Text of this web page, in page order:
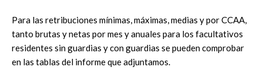
Para las retribuciones mínimas, máximas, medias y por CCAA,
tanto brutas y netas por mes y anuales para los facultativos
residentes sin guardias y con guardias se pueden comprobar
en las tablas del informe que adjuntamos.